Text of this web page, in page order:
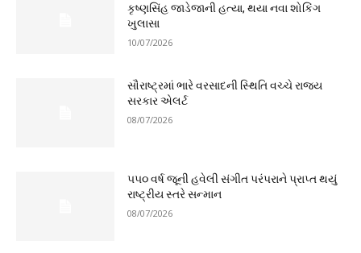
કૃષ્ણસિંહ જાડેજાની હત્યા, થયા નવા શોકિંગ
ખુલાસા
10/07/2026
સૌરાષ્ટ્રમાં ભારે વરસાદની સ્થિતિ વચ્ચે રાજ્ય
સરકાર એલર્ટ
08/07/2026
૫૫૦ વર્ષ જૂની હવેલી સંગીત પરંપરાને પ્રાપ્ત થયું
રાષ્ટ્રીય સ્તરે સન્માન
08/07/2026